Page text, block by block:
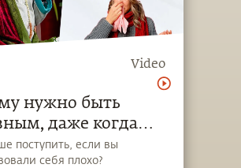
Video
нужно быть
даже когда
поступить, если вы
себя плохо?